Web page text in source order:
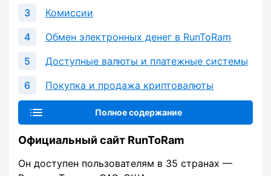
Комиссии
Обмен электронных денег в RunToRam
Доступные валюты и платежные системы
Покупка и продажа криптовалюты
Полное содержание
Официальный сайт RunToRam
Он доступен пользователям в 35 странах —